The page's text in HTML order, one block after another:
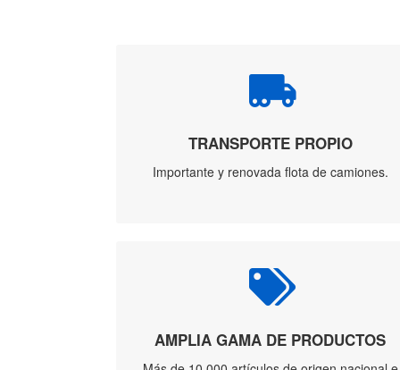
TRANSPORTE PROPIO
Importante y renovada flota de camiones.
AMPLIA GAMA DE PRODUCTOS